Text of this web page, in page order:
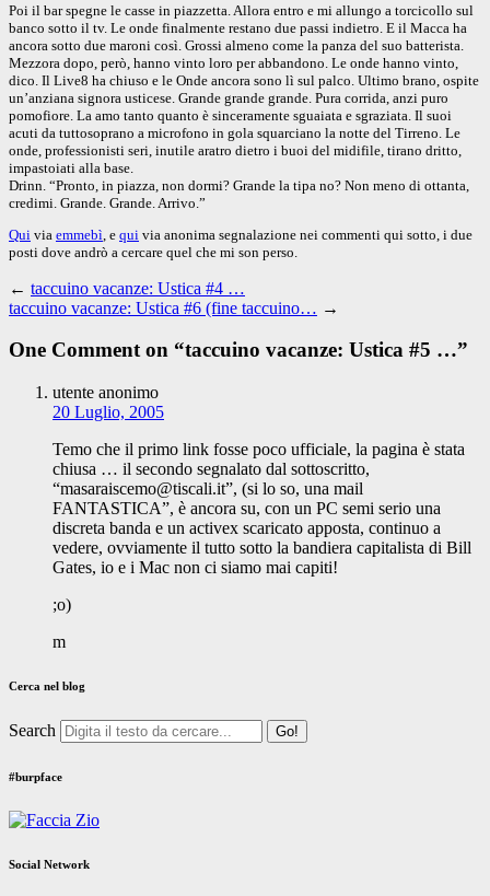
Poi il bar spegne le casse in piazzetta. Allora entro e mi allungo a torcicollo sul
banco sotto il tv. Le onde finalmente restano due passi indietro. E il Macca ha
ancora sotto due maroni così. Grossi almeno come la panza del suo batterista.
Mezzora dopo, però, hanno vinto loro per abbandono. Le onde hanno vinto,
dico. Il Live8 ha chiuso e le Onde ancora sono lì sul palco. Ultimo brano, ospite
un’anziana signora usticese. Grande grande grande. Pura corrida, anzi puro
pomofiore. La amo tanto quanto è sinceramente sguaiata e sgraziata. Il suoi
acuti da tuttosoprano a microfono in gola squarciano la notte del Tirreno. Le
onde, professionisti seri, inutile aratro dietro i buoi del midifile, tirano dritto,
impastoiati alla base.
Drinn. “Pronto, in piazza, non dormi? Grande la tipa no? Non meno di ottanta,
credimi. Grande. Grande. Arrivo.”
Qui via emmebì , e qui via anonima segnalazione nei commenti qui sotto, i due
posti dove andrò a cercare quel che mi son perso.
← taccuino vacanze: Ustica #4 …
taccuino vacanze: Ustica #6 (fine taccuino… →
One Comment on “taccuino vacanze: Ustica #5 …”
utente anonimo
20 Luglio, 2005
Temo che il primo link fosse poco ufficiale, la pagina è stata
chiusa … il secondo segnalato dal sottoscritto,
“masaraiscemo@tiscali.it”, (si lo so, una mail
FANTASTICA”, è ancora su, con un PC semi serio una
discreta banda e un activex scaricato apposta, continuo a
vedere, ovviamente il tutto sotto la bandiera capitalista di Bill
Gates, io e i Mac non ci siamo mai capiti!
;o)
m
Cerca nel blog
Search
#burpface
Social Network